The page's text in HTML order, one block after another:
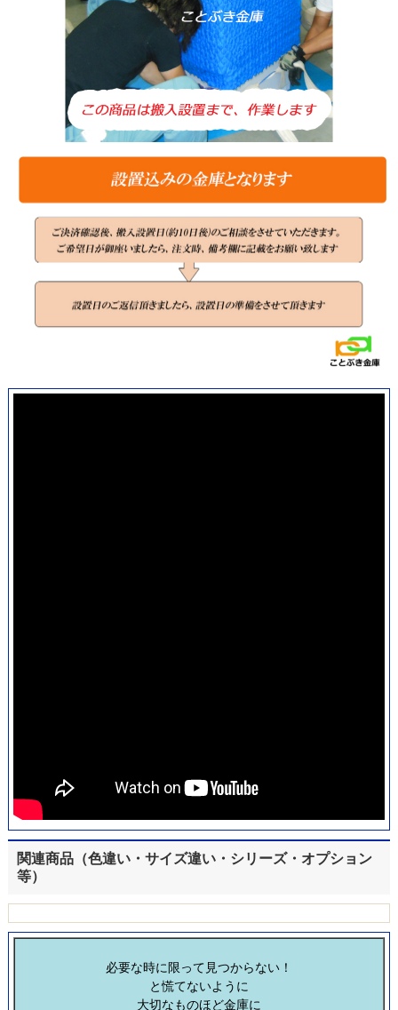
関連商品（色違い・サイズ違い・シリーズ・オプション
等）
必要な時に限って見つからない！
と慌てないように
大切なものほど金庫に